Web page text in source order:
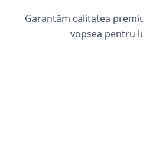
Garantăm calitatea
vopsea pentru